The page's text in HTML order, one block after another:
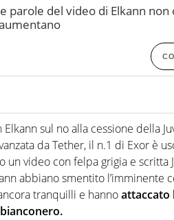
parole del video di Elkann non
tutte le sfaccettature. Tocca
ai grandi protagonisti
sul no alla cessione della
da Tether, il n.1 di Exor è
video con felpa grigia e scritta
abbiano smentito l’imminente
tranquilli e hannoattaccato